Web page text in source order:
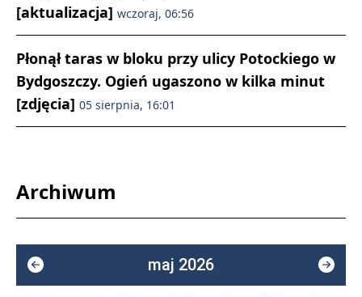
[aktualizacja] wczoraj, 06:56
Płonął taras w bloku przy ulicy Potockiego w
Bydgoszczy. Ogień ugaszono w kilka minut
[zdjęcia] 05 sierpnia, 16:01
Archiwum
maj 2026